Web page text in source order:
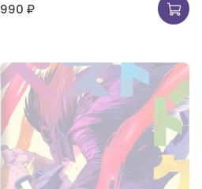
990 ₽